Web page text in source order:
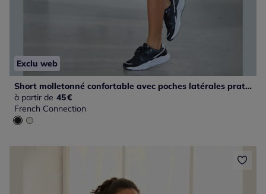
Exclu web
Short molletonné confortable avec poches latérales pratiques
à partir de 45€
French Connection